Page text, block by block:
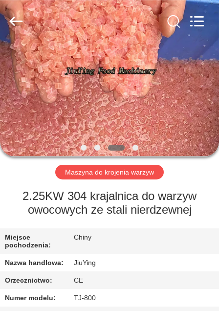
DO
DOMU
PRODUKTY
POKAZ
VR
NAS
PO
KONTROLA
JAKOŚCI
Guangzhou
Jiuying
Food
Machinery
Co.,Ltd.
Rights
Reserved.
Maszyna do krojenia warzyw
2.25KW 304 krajalnica do warzyw
owocowych ze stali nierdzewnej
Miejsce
pochodzenia:
Chiny
Nazwa handlowa: JiuYing
Orzecznictwo: CE
Numer modelu: TJ-800